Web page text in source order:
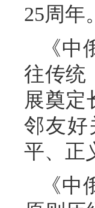
25周年。
《
往传统
展奠定
邻友好
平、正
《